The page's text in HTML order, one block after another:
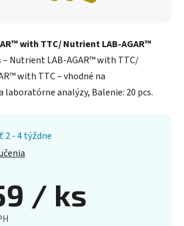
with TTC/ Nutrient LAB-AGAR™
– Nutrient LAB-AGAR™ with TTC/
with TTC – vhodné na
analýzy, Balenie: 20 pcs.
2 - 4 týždne
/ ks